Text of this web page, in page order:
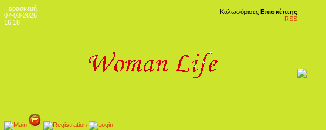
Παρασκευή
07-08-2026
16:18
Καλωσόρισες Επισκέπτης
RSS